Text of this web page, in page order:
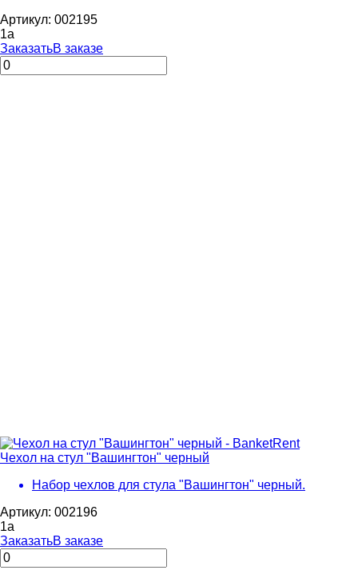
Артикул: 002195
1a
ЗаказатьВ заказе
Чехол на стул "Вашингтон" черный
Набор чехлов для стула "Вашингтон" черный.
Артикул: 002196
1a
ЗаказатьВ заказе